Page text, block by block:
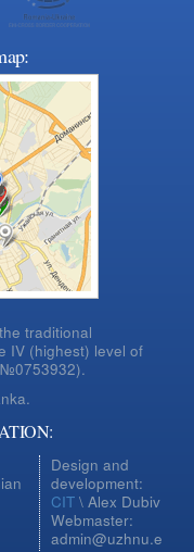
traditional
IV (highest) level of
№0753932).
Design and
development:
CIT \ Alex Dubiv
Webmaster:
admin@uzhnu.e